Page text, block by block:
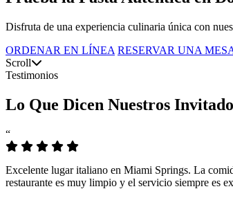
Disfruta de una experiencia culinaria única con
ORDENAR EN LÍNEA RESERVAR UNA
Scroll
Testimonios
Lo Que Dicen Nuestros
“
Excelente lugar italiano en Miami Springs. La
restaurante es muy limpio y el servicio siempre es